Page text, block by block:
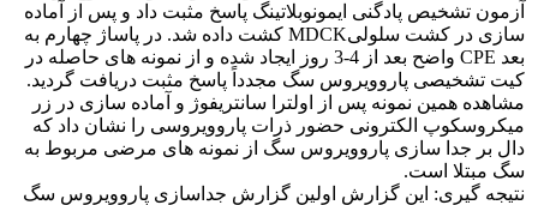
آزمون تشخیص پادگنی ایمونوبلاتینگ پاسخ مثبت داد و پس از آماده
سازی در کشت سلولیMDCK کشت داده شد. در پاساژ چهارم به
بعد CPE واضح بعد از 4-3 روز ایجاد شده و از نمونه های حاصله در
کیت تشخیصی پاروویروس سگ مجدداً پاسخ مثبت دریافت گردید.
مشاهده همین نمونه پس از اولترا سانتریفوژ و آماده سازی در زر
میکروسکوپ الکترونی حضور ذرات پاروویروسی را نشان داد که
دال بر جدا سازی پاروویروس سگ از نمونه های مرضی مربوط به
سگ مبتلا است.
نتیجه گیری: این گزارش اولین گزارش جداسازی پاروویروس سگ